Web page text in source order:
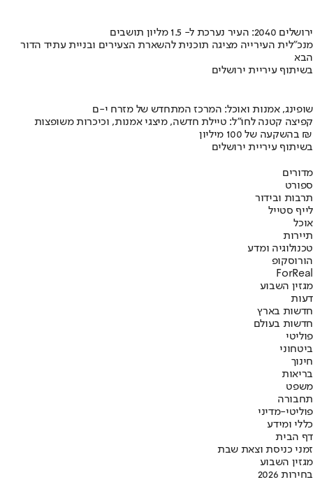
ירושלים 2040: העיר נערכת ל- 1.5 מליון תושבים
מנכ"לית העירייה מציגה תוכנית להשארת הצעירים ובניית עתיד הדור
הבא
בשיתוף עיריית ירושלים
שופינג, אמנות ואוכל: המרכז המתחדש של מזרח י-ם
קפיצה קטנה לחו"ל: טיילת חדשה, מיצגי אמנות, וכיכרות משופצות
בהשקעה של 100 מיליון ₪
בשיתוף עיריית ירושלים
מדורים
ספורט
תרבות ובידור
לייף סטייל
אוכל
תיירות
טכנולוגיה ומדע
הורוסקופ
ForReal
מגזין השבוע
דעות
חדשות בארץ
חדשות בעולם
פוליטי
ביטחוני
חינוך
בריאות
משפט
תחבורה
פוליטי-מדיני
כללי ומידע
דף הבית
זמני כניסת וצאת שבת
מגזין השבוע
בחירות 2026